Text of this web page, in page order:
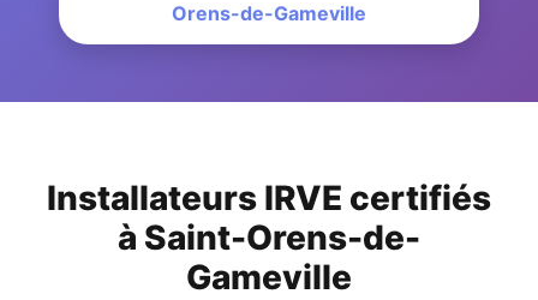
Orens-de-Gameville
Installateurs IRVE certifiés
à Saint-Orens-de-
Gameville